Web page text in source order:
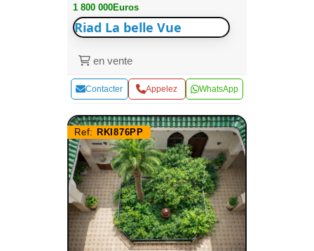
1 800 000Euros
Riad La belle Vue
en vente
Contacter Appelez WhatsApp
Ref: RKI876PP